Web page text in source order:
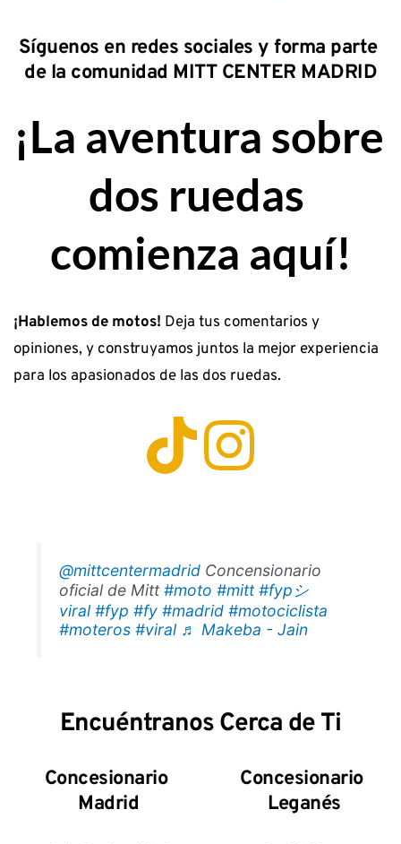
Síguenos en redes sociales y forma parte
de la comunidad MITT CENTER MADRID
¡La aventura sobre
dos ruedas
comienza aquí!
¡Hablemos de motos! Deja tus comentarios y
opiniones, y construyamos juntos la mejor experiencia
para los apasionados de las dos ruedas.
@mittcentermadrid Concensionario
oficial de Mitt#moto #mitt #fypシ゚
viral #fyp #fy #madrid #motociclista
#moteros #viral ♬ Makeba - Jain
Encuéntranos Cerca de Ti
Concesionario
Madrid
Concesionario
Leganés